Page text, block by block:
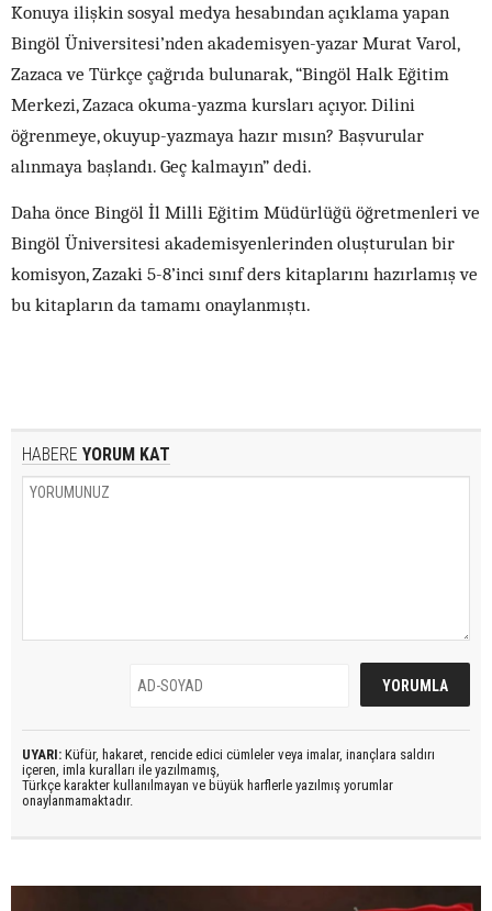
Konuya ilişkin sosyal medya hesabından açıklama yapan
Bingöl Üniversitesi’nden akademisyen-yazar Murat Varol,
Zazaca ve Türkçe çağrıda bulunarak, “Bingöl Halk Eğitim
Merkezi, Zazaca okuma-yazma kursları açıyor. Dilini
öğrenmeye, okuyup-yazmaya hazır mısın? Başvurular
alınmaya başlandı. Geç kalmayın” dedi.
Daha önce Bingöl İl Milli Eğitim Müdürlüğü öğretmenleri ve
Bingöl Üniversitesi akademisyenlerinden oluşturulan bir
komisyon, Zazaki 5-8’inci sınıf ders kitaplarını hazırlamış ve
bu kitapların da tamamı onaylanmıştı.
HABERE YORUM KAT
UYARI: Küfür, hakaret, rencide edici cümleler veya imalar, inançlara saldırı
içeren, imla kuralları ile yazılmamış,
Türkçe karakter kullanılmayan ve büyük harflerle yazılmış yorumlar
onaylanmamaktadır.